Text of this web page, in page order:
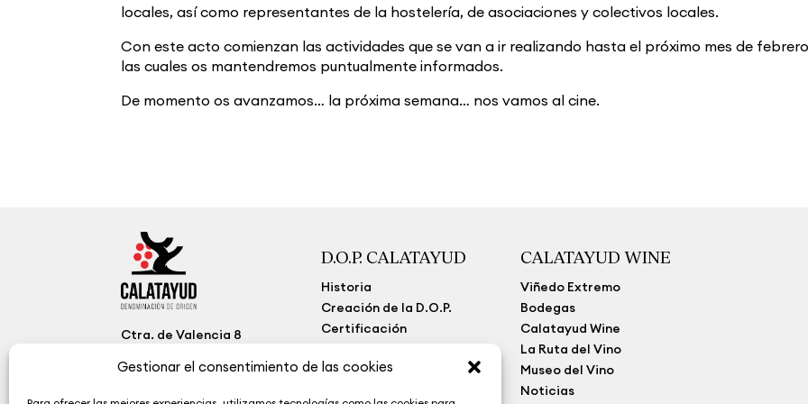
Gestionar el consentimiento de las cookies
locales, así como representantes de la hostelería, de asociaciones y colectivos locales.
Con este acto comienzan las actividades que se van a ir realizando hasta el próximo mes de
las cuales os mantendremos puntualmente informados.
De momento os avanzamos… la próxima semana… nos vamos al cine.
Ctra. de Valencia 8
Zaragoza (España)
D.O.P. CALATAYUD
Historia
Creación de la D.O.P.
Certificación
Organigrama
CALATAYUD WINE
Viñedo Extremo
Bodegas
Calatayud Wine
La Ruta del Vino
Museo del Vino
Noticias